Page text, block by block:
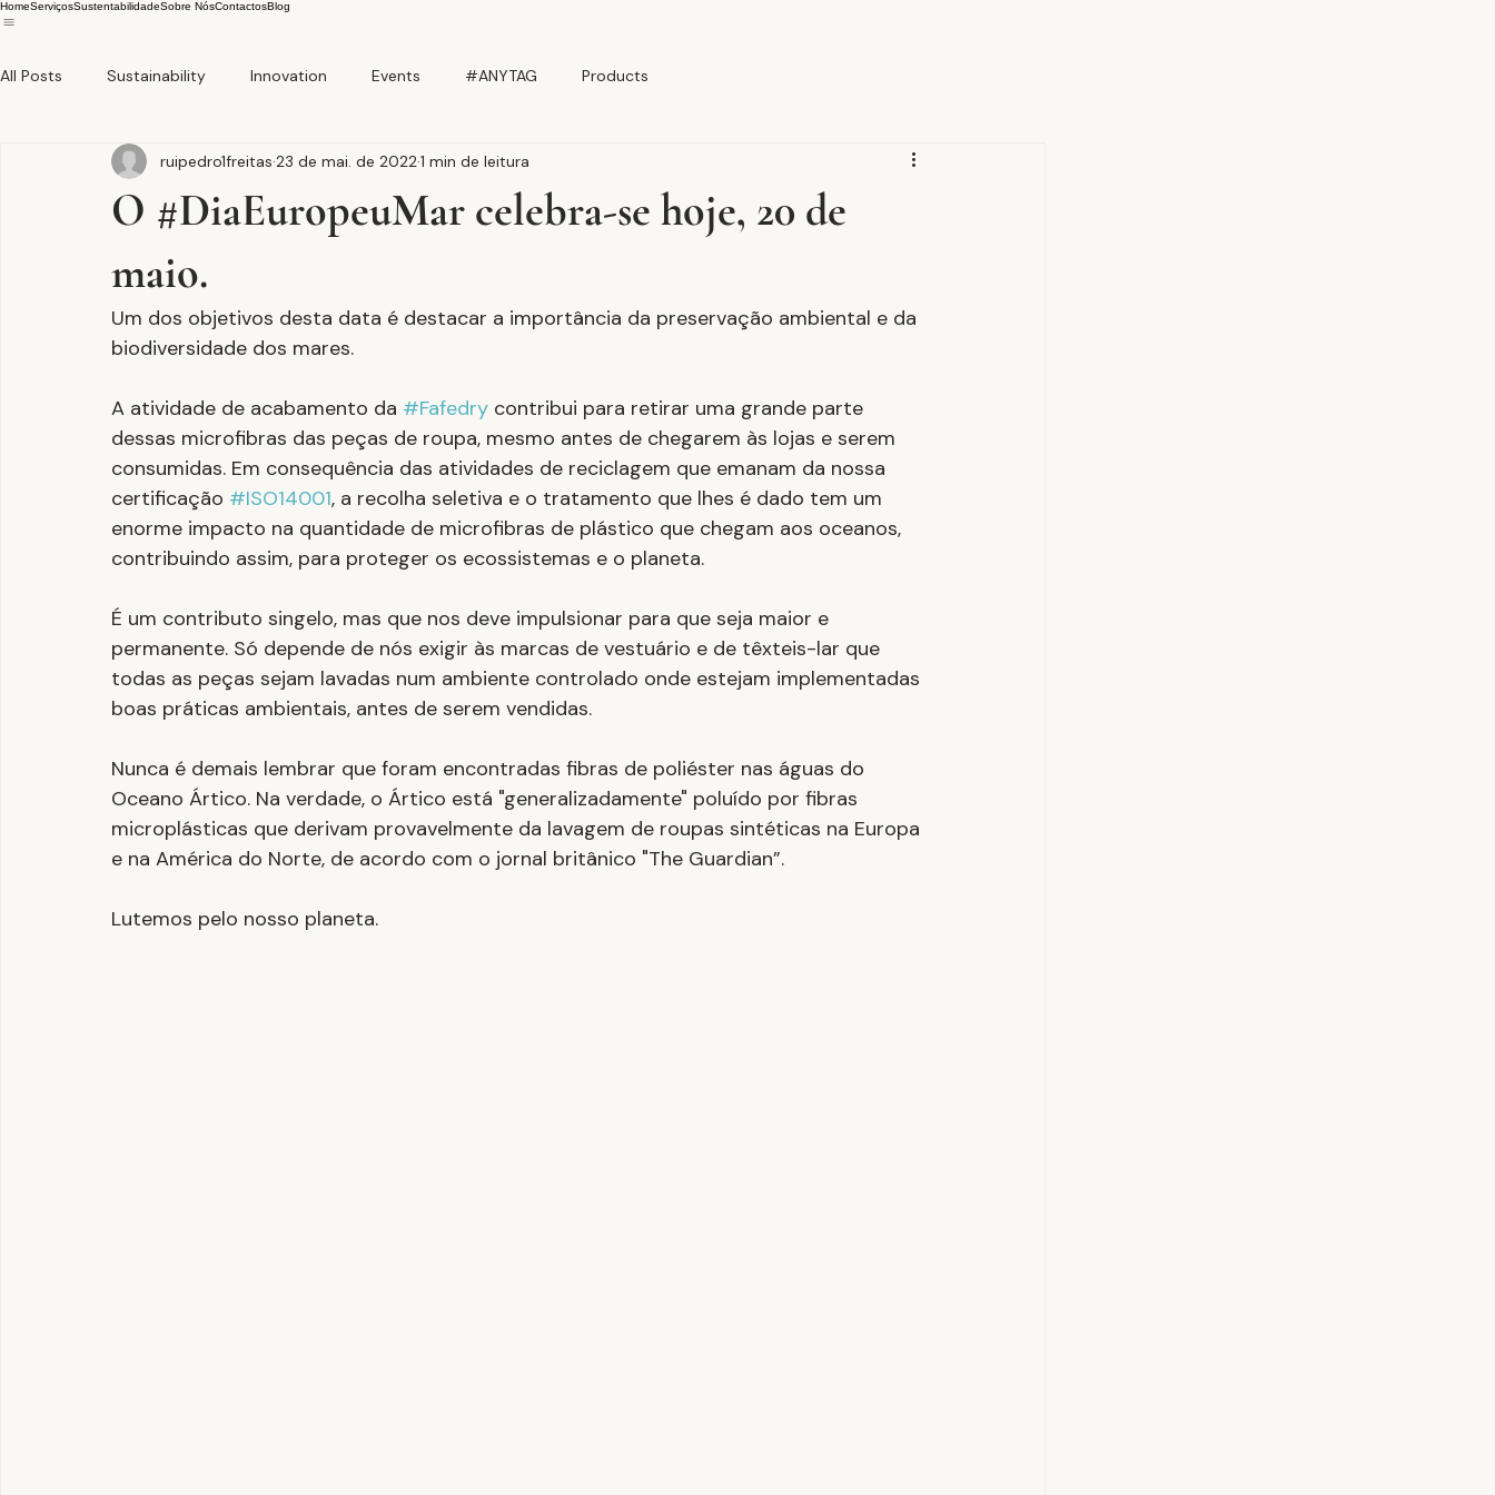
HomeServiçosSustentabilidadeSobre NósContactosBlog
All Posts Sustainability Innovation Events #ANYTAG Products
O #DiaEuropeuMar celebra-se hoje, 20 de
maio.
ruipedro1freitas 23 de mai. de 2022 1 min de leitura
Um dos objetivos desta data é destacar a importância da preservação ambiental e da
biodiversidade dos mares.
A atividade de acabamento da #Fafedry contribui para retirar uma grande parte
dessas microfibras das peças de roupa, mesmo antes de chegarem às lojas e serem
consumidas. Em consequência das atividades de reciclagem que emanam da nossa
certificação #ISO14001, a recolha seletiva e o tratamento que lhes é dado tem um
enorme impacto na quantidade de microfibras de plástico que chegam aos oceanos,
contribuindo assim, para proteger os ecossistemas e o planeta.
É um contributo singelo, mas que nos deve impulsionar para que seja maior e
permanente. Só depende de nós exigir às marcas de vestuário e de têxteis-lar que
todas as peças sejam lavadas num ambiente controlado onde estejam implementadas
boas práticas ambientais, antes de serem vendidas.
Nunca é demais lembrar que foram encontradas fibras de poliéster nas águas do
Oceano Ártico. Na verdade, o Ártico está "generalizadamente" poluído por fibras
microplásticas que derivam provavelmente da lavagem de roupas sintéticas na Europa
e na América do Norte, de acordo com o jornal britânico "The Guardian”.
Lutemos pelo nosso planeta.